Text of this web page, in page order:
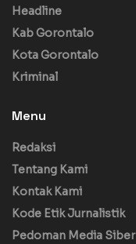
Headline
Kab Gorontalo
Kota Gorontalo
Kriminal
Menu
Redaksi
Tentang Kami
Kontak Kami
Kode Etik Jurnalistik
Pedoman Media Siber